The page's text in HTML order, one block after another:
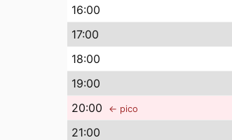
16:00
17:00
18:00
19:00
20:00 ← pico
21:00